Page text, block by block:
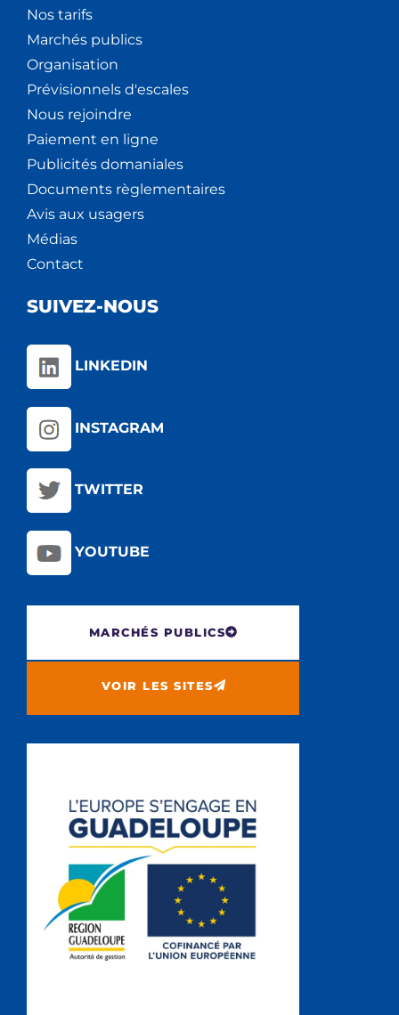
Nos tarifs
Marchés publics
Organisation
Prévisionnels d'escales
Nous rejoindre
Paiement en ligne
Publicités domaniales
Documents règlementaires
Avis aux usagers
Médias
Contact
SUIVEZ-NOUS
LINKEDIN
INSTAGRAM
TWITTER
YOUTUBE
MARCHÉS PUBLICS
VOIR LES SITES